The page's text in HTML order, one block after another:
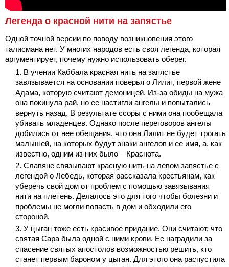
Легенда о красной нити на запястье
Одной точной версии по поводу возникновения этого
талисмана нет. У многих народов есть своя легенда, которая
аргументирует, почему нужно использовать оберег.
В учении Каббала красная нить на запястье
завязывается на основании поверья о Лилит, первой жене
Адама, которую считают демоницей. Из-за обиды на мужа
она покинула рай, но ее настигли ангелы и попытались
вернуть назад. В результате ссоры с ними она пообещала
убивать младенцев. Однако после переговоров ангелы
добились от нее обещания, что она Лилит не будет трогать
малышей, на которых будут знаки ангелов и ее имя, а, как
известно, одним из них было – Краснота.
Славяне связывают красную нить на левом запястье с
легендой о Лебедь, которая рассказала крестьянам, как
уберечь свой дом от проблем с помощью завязывания
нити на плетень. Делалось это для того чтобы болезни и
проблемы не могли попасть в дом и обходили его
стороной.
У цыган тоже есть красивое придание. Они считают, что
святая Сара была одной с ними крови. Ее наградили за
спасение святых апостолов возможностью решить, кто
станет первым бароном у цыган. Для этого она распустила